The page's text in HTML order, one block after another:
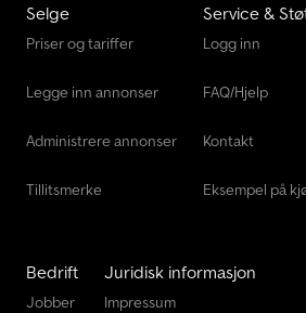
Selge
Priser og tariffer
Legge inn annonser
Administrere annonser
Tillitsmerke
Service &
Logg inn
FAQ/Hjelp
Kontakt
Eksempel på
Bedrift
Jobber
Juridisk informasjon
Impressum